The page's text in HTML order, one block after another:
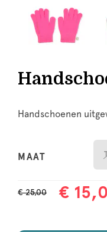
Handschoenen
MAAT
€ 25,00 €